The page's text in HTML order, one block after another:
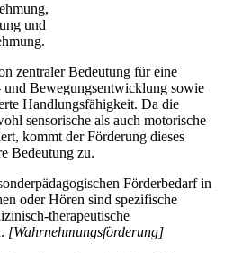
und
zentraler Bedeutung für eine
und Bewegungsentwicklung sowie
Handlungsfähigkeit. Da die
sensorische als auch motorische
kommt der Förderung dieses
Bedeutung zu.
Förderbedarf in
oder Hören sind spezifische
therapeutische
[Wahrnehmungsförderung]